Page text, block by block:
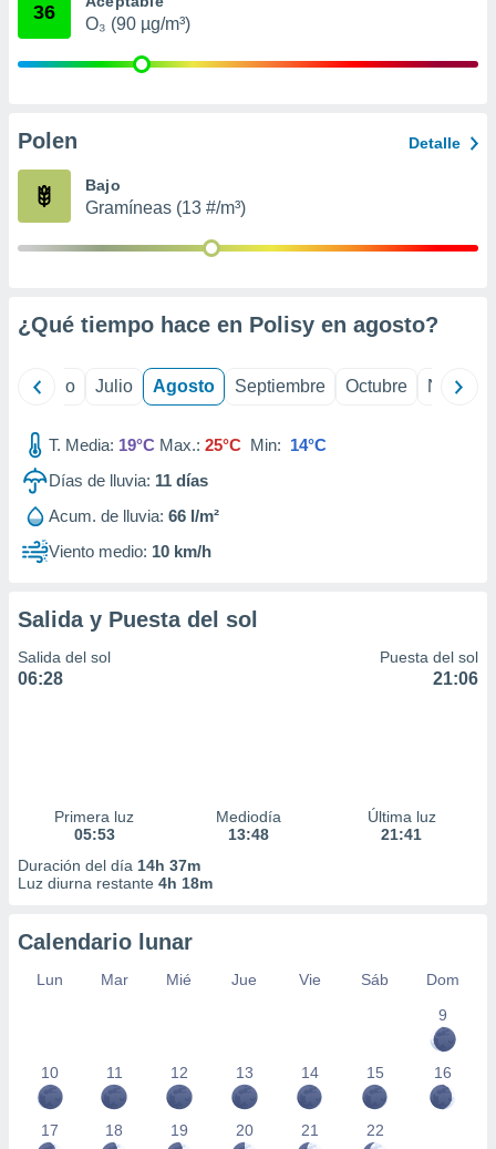
publicidad
de
1199
36
O₃ (90 µg/m³)
Polen Detalle
Bajo
Gramíneas (13 #/m³)
¿Qué tiempo hace en Polisy en agosto?
Junio Julio Agosto Septiembre Octubre
T. Media: 19°C Max.: 25°C Min: 14°C
Días de lluvia: 11 días
Acum. de lluvia: 66 l/m²
Viento medio: 10 km/h
Salida y Puesta del sol
Salida del sol
06:28
Puesta del sol
21:06
Primera luz
05:53
Mediodía
13:48
Última luz
21:41
Duración del día 14h 37m
Luz diurna restante 4h 18m
Calendario lunar
Lun Mar Mié Jue Vie Sáb
Dom
9
10 11 12 13 14 15 16
17 18 19 20 21 22